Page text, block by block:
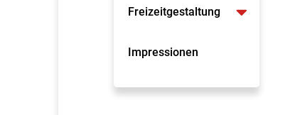
Freizeitgestaltung
Impressionen